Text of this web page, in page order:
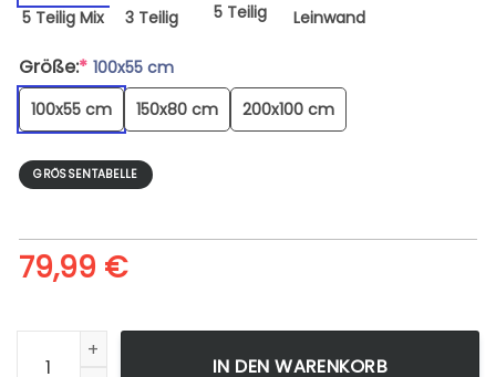
5 Teilig Mix 3 Teilig 5 Teilig Leinwand
Größe:* 100x55 cm
100x55 cm
150x80 cm 200x100 cm
GRÖSSENTABELLE
79,99 €
Goku Ssj Zayne King Art - Leinwandbild Menge
IN DEN WARENKORB